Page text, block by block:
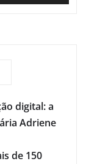
digital: a
Adriene
de 150